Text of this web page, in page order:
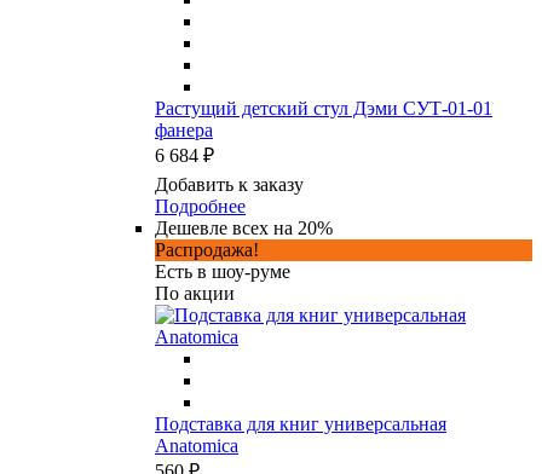
Растущий детский стул Дэми СУТ-01-01
фанера
6 684 ₽
Добавить к заказу
Подробнее
Дешевле всех на 20%
Распродажа!
Есть в шоу-руме
По акции
Подставка для книг универсальная
Anatomica